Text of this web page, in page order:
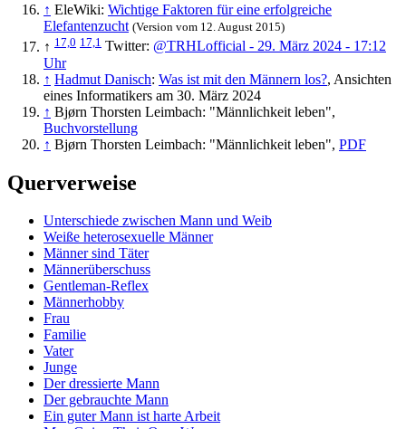
↑ EleWiki: Wichtige Faktoren für eine erfolgreiche
Elefantenzucht (Version vom 12. August 2015)
↑ 17,0 17,1 Twitter: @TRHLofficial - 29. März 2024 - 17:12
Uhr
↑ Hadmut Danisch: Was ist mit den Männern los?, Ansichten
eines Informatikers am 30. März 2024
↑ Bjørn Thorsten Leimbach: "Männlichkeit leben",
Buchvorstellung
↑ Bjørn Thorsten Leimbach: "Männlichkeit leben", PDF
Querverweise
Unterschiede zwischen Mann und Weib
Weiße heterosexuelle Männer
Männer sind Täter
Männerüberschuss
Gentleman-Reflex
Männerhobby
Frau
Familie
Vater
Junge
Der dressierte Mann
Der gebrauchte Mann
Ein guter Mann ist harte Arbeit